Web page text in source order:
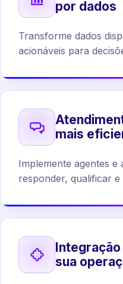
por dados
Transforme dados
acionáveis para
mais
Implemente agentes e
responder, qualificar
sua